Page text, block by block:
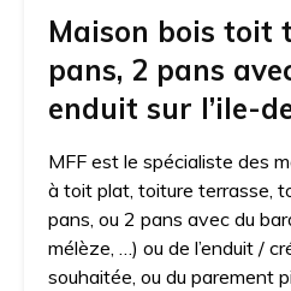
Maison bois toit
pans, 2 pans
enduit sur l’ile-
MFF est le spécialiste des
à toit plat, toiture terrasse,
pans, ou 2 pans avec du
mélèze, …) ou de l’enduit /
souhaitée, ou du parement